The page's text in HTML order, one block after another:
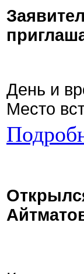
День и
Место